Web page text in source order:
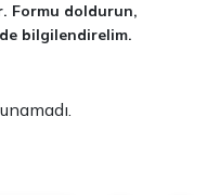
Formu doldurun,
bilgilendirelim.